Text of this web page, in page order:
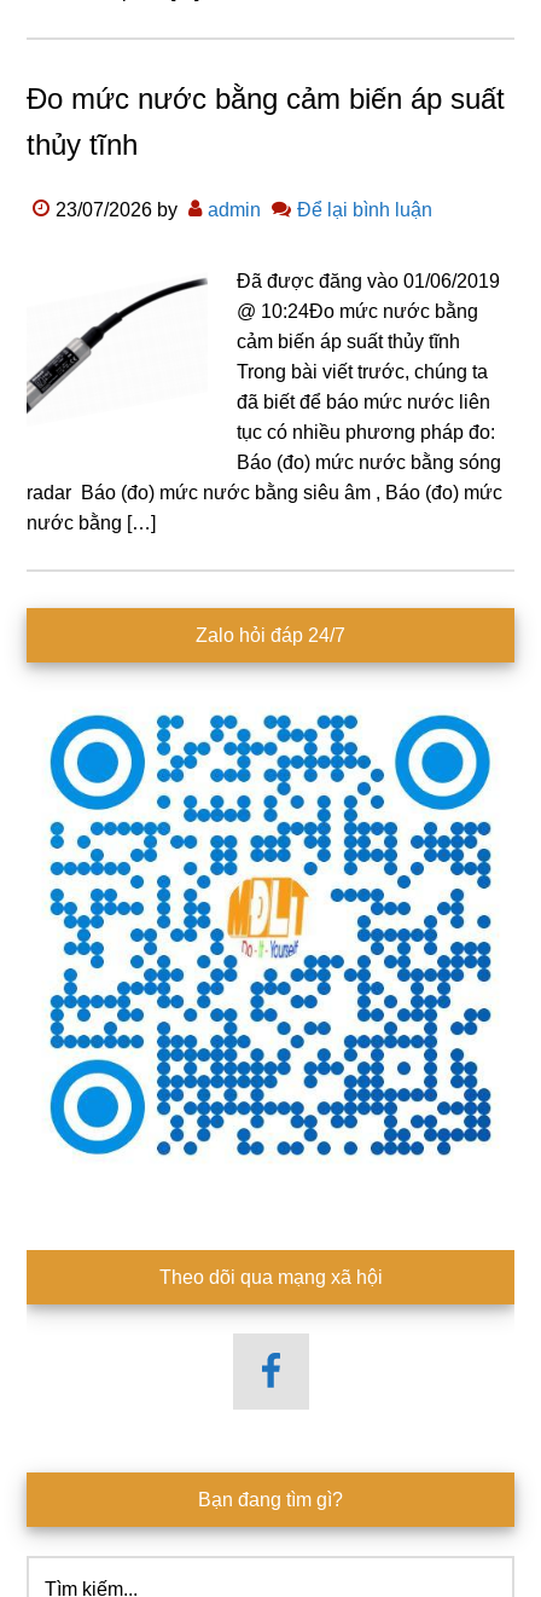
Đo mức nước bằng cảm biến áp suất
thủy tĩnh
23/07/2026 by admin Để lại bình luận
Đã được đăng vào 01/06/2019
@ 10:24Đo mức nước bằng
cảm biến áp suất thủy tĩnh
Trong bài viết trước, chúng ta
đã biết để báo mức nước liên
tục có nhiều phương pháp đo:
Báo (đo) mức nước bằng sóng
radar Báo (đo) mức nước bằng siêu âm , Báo (đo) mức
nước bằng […]
chính
Zalo hỏi đáp 24/7
Theo dõi qua mạng xã hội
Bạn đang tìm gì?